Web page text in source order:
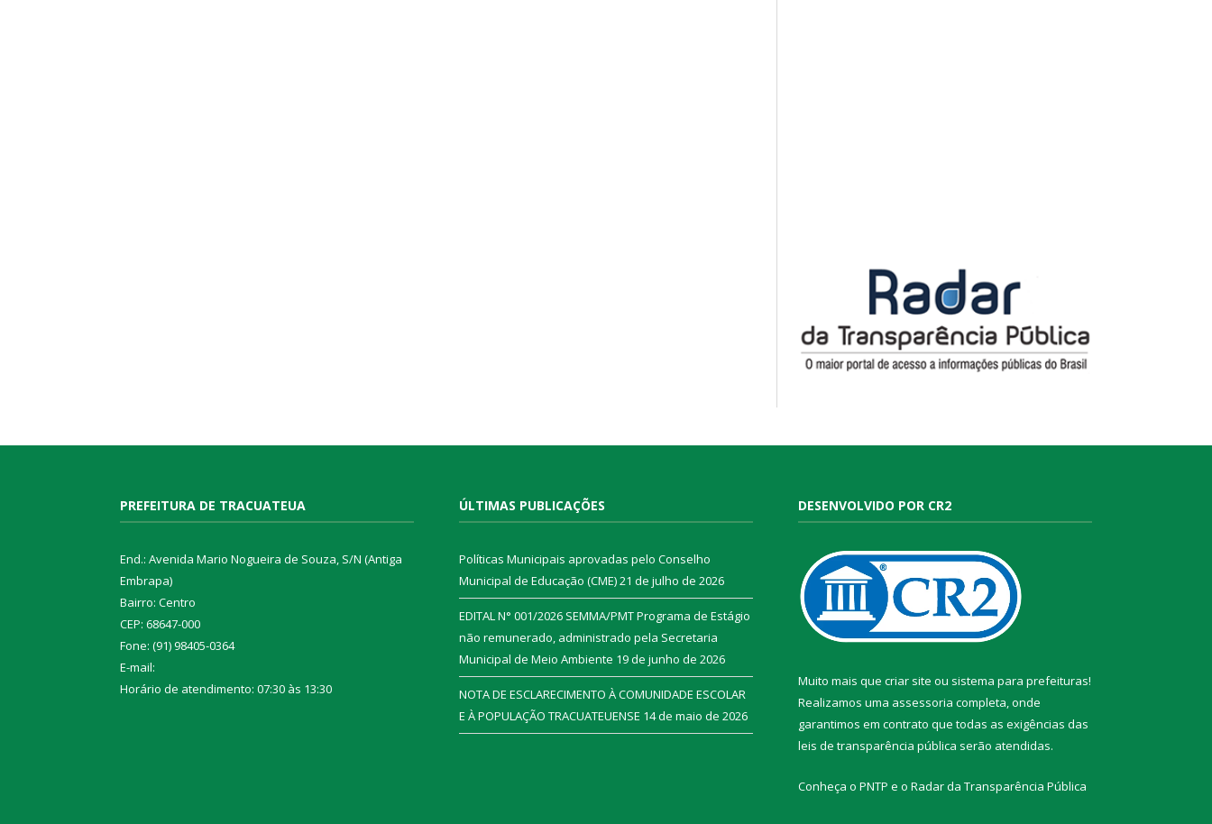
PREFEITURA DE TRACUATEUA
End.: Avenida Mario Nogueira de Souza, S/N (Antiga
Embrapa)
Bairro: Centro
CEP: 68647-000
Fone: (91) 98405-0364
E-mail:
Horário de atendimento: 07:30 às 13:30
ÚLTIMAS PUBLICAÇÕES
Políticas Municipais aprovadas pelo Conselho
Municipal de Educação (CME)21 de julho de 2026
EDITAL N° 001/2026 SEMMA/PMT Programa de Estágio
não remunerado, administrado pela Secretaria
Municipal de Meio Ambiente 19 de junho de 2026
NOTA DE ESCLARECIMENTO À COMUNIDADE ESCOLAR
E À POPULAÇÃO TRACUATEUENSE 14 de maio de 2026
DESENVOLVIDO POR CR2
Muito mais que criar site ou sistema para prefeituras!
Realizamos uma assessoria completa, onde
garantimos em contrato que todas as exigências das
leis de transparência pública serão atendidas.
Conheça o PNTP e o Radar da Transparência Pública